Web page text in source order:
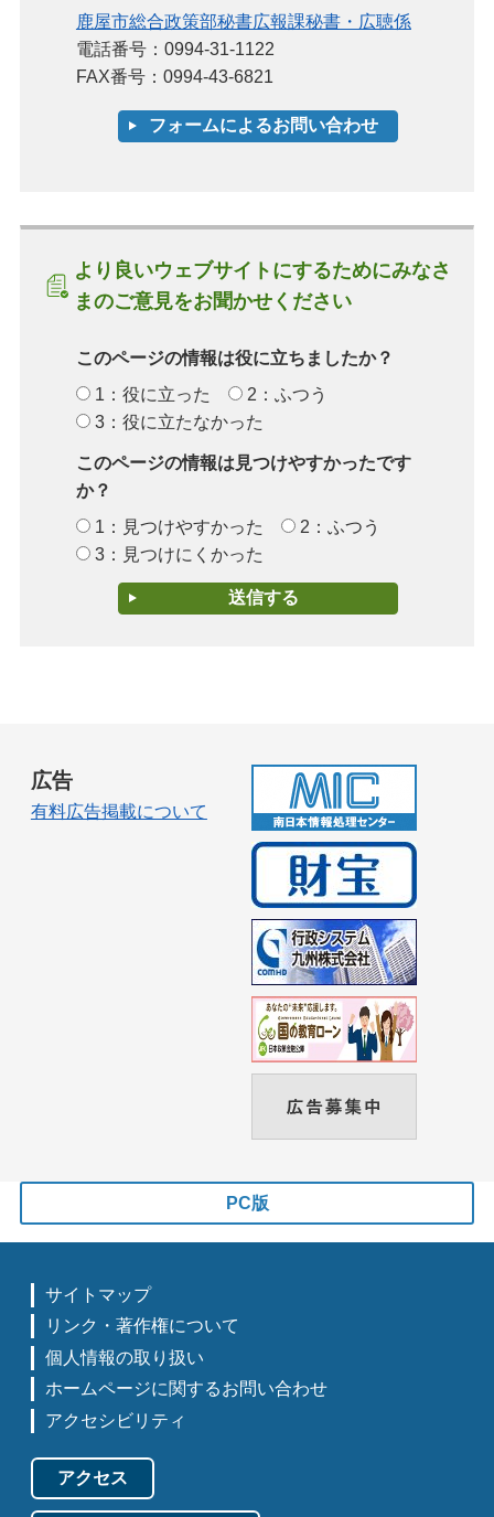
鹿屋市総合政策部秘書広報課秘書・広聴係
電話番号：0994-31-1122
FAX番号：0994-43-6821
より良いウェブサイトにするためにみなさ
まのご意見をお聞かせください
このページの情報は役に立ちましたか？
1：役に立った
2：ふつう
3：役に立たなかった
このページの情報は見つけやすかったです
か？
1：見つけやすかった
2：ふつう
3：見つけにくかった
広告
有料広告掲載について
PC版
サイトマップ
リンク・著作権について
個人情報の取り扱い
ホームページに関するお問い合わせ
アクセシビリティ
アクセス